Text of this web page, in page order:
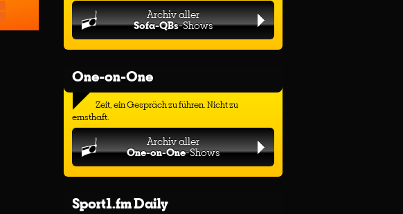
Archiv aller
Sofa-QBs-Shows
One-on-One
Zeit, ein Gespräch zu führen. Nicht zu
ernsthaft.
Archiv aller
One-on-One-Shows
Sport1.fm Daily